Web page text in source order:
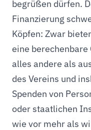
begrüßen dürfen.
Finanzierung
Köpfen: Zwar
eine berechenbare
alles andere als
des Vereins und
Spenden von
oder staatlichen
wie vor mehr als